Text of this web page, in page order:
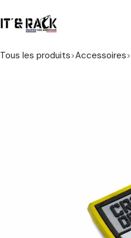
Tous les produits Accessoires